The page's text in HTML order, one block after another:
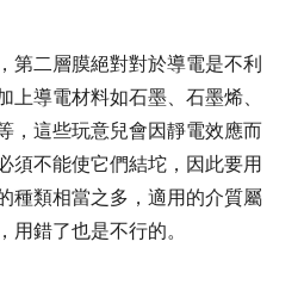
第二層膜絕對對於導電是不利
上導電材料如石墨、石墨烯、
，這些玩意兒會因靜電效應而
須不能使它們結坨，因此要用
種類相當之多，適用的介質屬
錯了也是不行的。